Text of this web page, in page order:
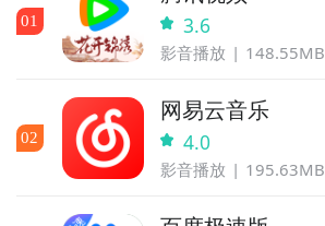
01 3.6
影音播放 148.55MB
02
网易云音乐
4.0
影音播放 195.63MB